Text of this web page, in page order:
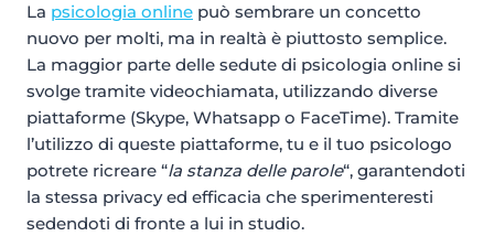
La psicologia online può sembrare un concetto
nuovo per molti, ma in realtà è piuttosto semplice.
La maggior parte delle sedute di psicologia online si
svolge tramite videochiamata, utilizzando diverse
piattaforme (Skype, Whatsapp o FaceTime). Tramite
l’utilizzo di queste piattaforme, tu e il tuo psicologo
potrete ricreare “la stanza delle parole“, garantendoti
la stessa privacy ed efficacia che sperimenteresti
sedendoti di fronte a lui in studio.